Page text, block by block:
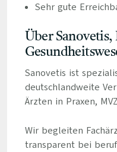
Sehr gute
Über
Sanovetis ist
deutschlandweite
Ärzten in Praxen,
Wir begleiten
transparent bei